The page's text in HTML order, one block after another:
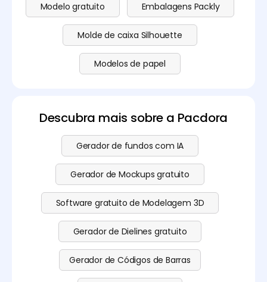
Modelo gratuito Embalagens Packly
Molde de caixa Silhouette
Modelos de papel
Descubra mais sobre a Pacdora
Gerador de fundos com IA
Gerador de Mockups gratuito
Software gratuito de Modelagem 3D
Gerador de Dielines gratuito
Gerador de Códigos de Barras